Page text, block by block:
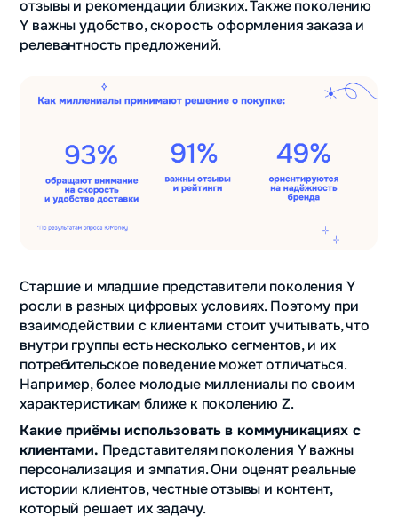
отзывы и рекомендации близких. Также поколению
Y важны удобство, скорость оформления заказа и
релевантность предложений.
Старшие и младшие представители поколения Y
росли в разных цифровых условиях. Поэтому при
взаимодействии с клиентами стоит учитывать, что
внутри группы есть несколько сегментов, и их
потребительское поведение может отличаться.
Например, более молодые миллениалы по своим
характеристикам ближе к поколению Z.
Какие приёмы использовать в коммуникациях с
клиентами. Представителям поколения Y важны
персонализация и эмпатия. Они оценят реальные
истории клиентов, честные отзывы и контент,
который решает их задачу.